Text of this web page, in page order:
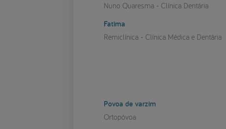
Nuno Quaresma - Clínica Dentária
Fatima
Remiclínica - Clínica Médica e Dentária
Povoa de varzim
Ortopóvoa